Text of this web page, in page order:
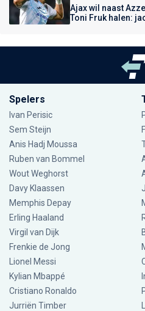
Ajax wil naast
Toni Fruk halen:
Spelers
Ivan Perisic
Sem Steijn
Anis Hadj Moussa
Ruben van Bommel
Wout Weghorst
Davy Klaassen
Memphis Depay
Erling Haaland
Virgil van Dijk
Frenkie de Jong
Lionel Messi
Kylian Mbappé
Cristiano Ronaldo
Jurriën Timber